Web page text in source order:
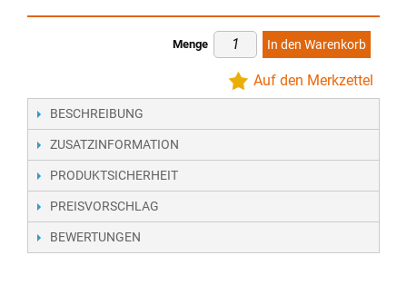
Menge In den Warenkorb
Auf den Merkzettel
BESCHREIBUNG
ZUSATZINFORMATION
PRODUKTSICHERHEIT
PREISVORSCHLAG
BEWERTUNGEN